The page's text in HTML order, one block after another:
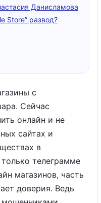
Данисламова
Store” развод?
с
Сейчас
онлайн и не
сайтах и
в
телеграмме
магазинов, часть
доверия. Ведь